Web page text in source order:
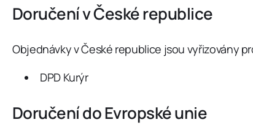
Doručení v České republice
Objednávky v České republice jsou vyřizovány
DPD Kurýr
Doručení do Evropské unie